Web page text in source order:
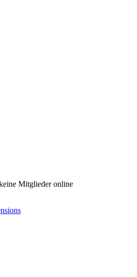
Mitglieder online